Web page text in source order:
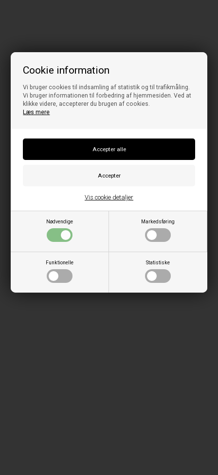
Cookie information
Vi bruger cookies til indsamling af statistik og til trafikmåling.
Vi bruger informationen til forbedring af hjemmesiden. Ved at
klikke videre, accepterer du brugen af cookies.
Læs mere
Nødvendige Markedsføring
Funktionelle Statistiske
Vis cookie detaljer